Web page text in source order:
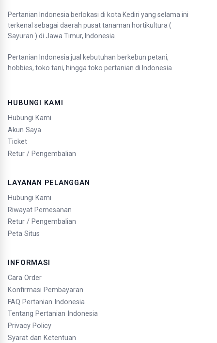
Pertanian Indonesia berlokasi di kota Kediri yang selama ini
terkenal sebagai daerah pusat tanaman hortikultura (
Sayuran ) di Jawa Timur, Indonesia.
Pertanian Indonesia jual kebutuhan berkebun petani,
hobbies, toko tani, hingga toko pertanian di Indonesia.
HUBUNGI KAMI
Hubungi Kami
Akun Saya
Ticket
Retur / Pengembalian
LAYANAN PELANGGAN
Hubungi Kami
Riwayat Pemesanan
Retur / Pengembalian
Peta Situs
INFORMASI
Cara Order
Konfirmasi Pembayaran
FAQ Pertanian Indonesia
Tentang Pertanian Indonesia
Privacy Policy
Syarat dan Ketentuan